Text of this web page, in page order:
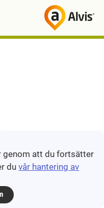
sida.)
genom att du fortsätter
duvår hantering av